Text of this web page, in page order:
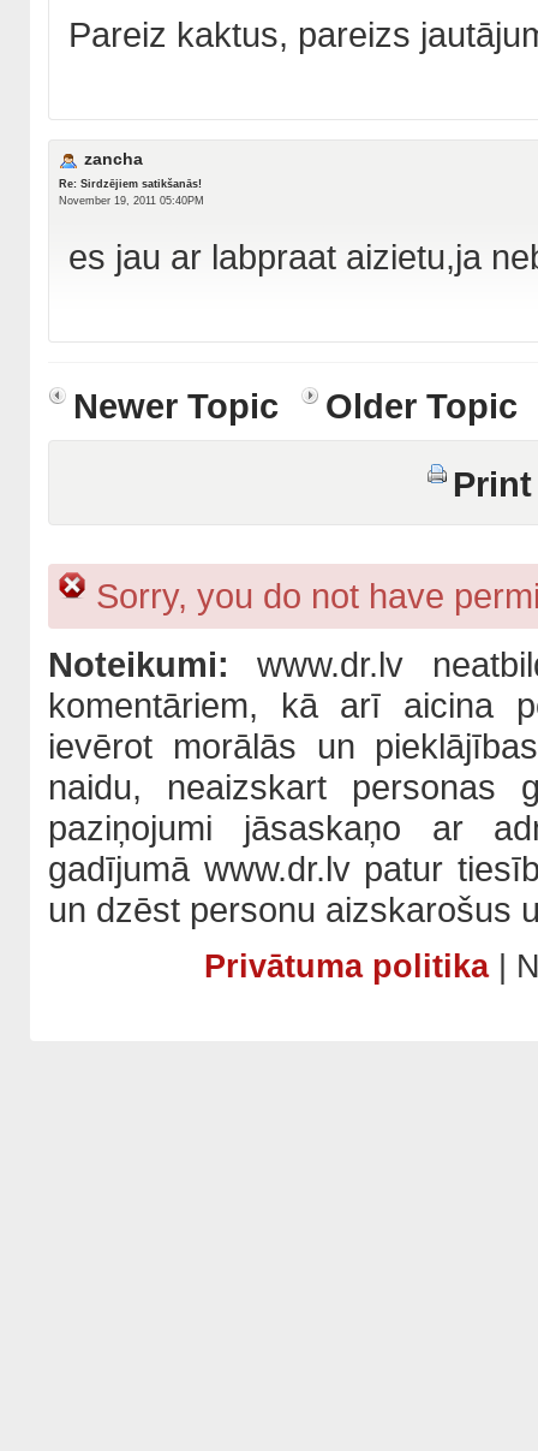
Pareiz kaktus, pareizs
zancha
Re: Sirdzējiem satikšanās!
November 19, 2011 05:40PM
es jau ar labpraat aizietu,ja
Newer Topic
Older Topic
Sorry, you do not have
Noteikumi:www.dr.lv
komentāriem, kā arī aicina
ievērot morālās un
naidu, neaizskart personas
paziņojumi jāsaskaņo ar
gadījumā www.dr.lv patur
un dzēst personu aizskarošus
Privātuma politika|